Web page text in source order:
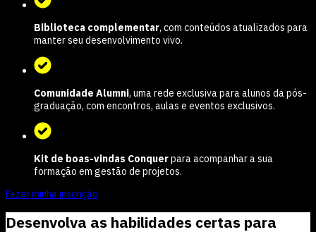
Biblioteca complementar, com conteúdos atualizados para
manter seu desenvolvimento vivo.
Comunidade Alumni, uma rede exclusiva para alunos da pós-
graduação, com encontros, aulas e eventos exclusivos.
Kit de boas-vindas Conquerpara acompanhar a sua
formação em gestão de projetos.
Fazer minha inscrição
Desenvolva as habilidades certas para